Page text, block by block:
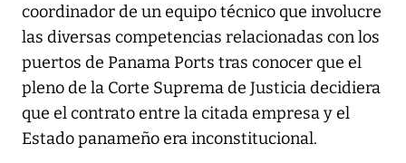
coordinador de un equipo técnico que involucre
las diversas competencias relacionadas con los
puertos de Panama Ports tras conocer que el
pleno de la Corte Suprema de Justicia decidiera
que el contrato entre la citada empresa y el
Estado panameño era inconstitucional.